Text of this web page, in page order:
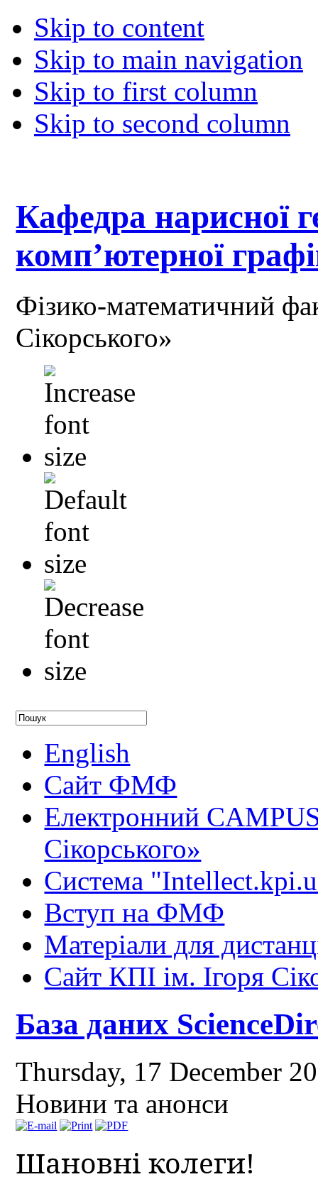
Skip to content
Skip to main navigation
Skip to first column
Skip to second column
Кафедра нарисної
комп’ютерної
Фізико-математичний
Сікорського»
English
Сайт ФМФ
Електронний
Сікорського»
Система
Вступ на ФМФ
Матеріали для
Сайт КПІ ім. Ігоря
База даних
Thursday, 17 December
Новини та анонси
Шановні колеги!